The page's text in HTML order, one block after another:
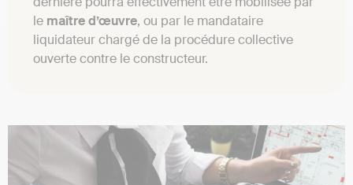
le maître d’œuvre, ou par le mandataire
liquidateur chargé de la procédure collective
ouverte contre le constructeur.